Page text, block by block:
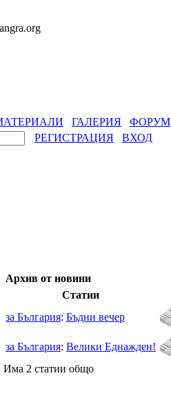
ГАЛЕРИЯ ФОРУМ
РЕГИСТРАЦИЯ
ВХОД
Архив от новини
Статии
за България: Бъдни вечер
за България: Велики Еднажден!
Има 2 статии общо